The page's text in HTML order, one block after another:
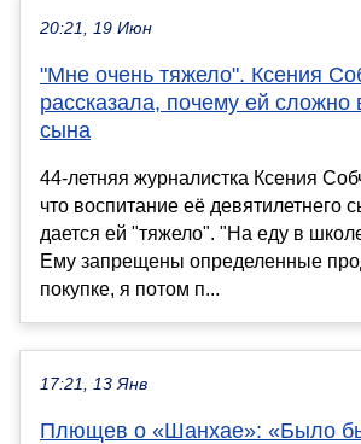
20:21, 19 Июн
"Мне очень тяжело". Ксения
рассказала, почему ей сложно
сына
44-летняя журналистка Ксения
что воспитание её девятилетнего
дается ей "тяжело". "На еду в
Ему запрещены определенные
покупке, я потом п...
17:21, 13 Янв
Плющев о «Шанхае»: «Было